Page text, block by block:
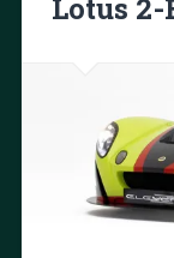
Lotus